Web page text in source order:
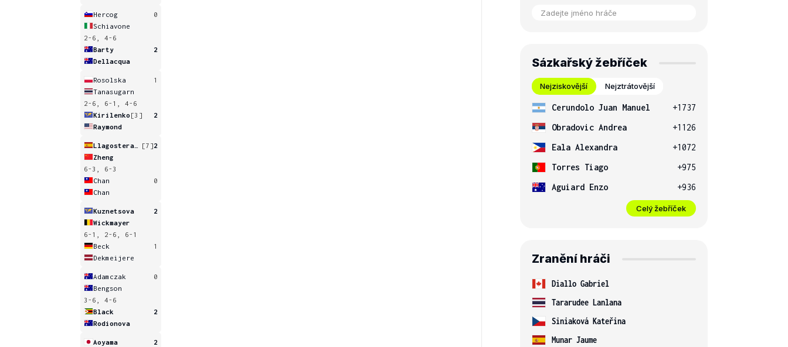
Hercog
0
Schiavone
2-6, 4-6
Barty
2
Dellacqua
Rosolska
1
Tanasugarn
2-6, 6-1, 4-6
Kirilenko [3]
2
Raymond
[7]2
Zheng
6-3, 6-3
Chan
0
Chan
Kuznetsova
2
Wickmayer
6-1, 2-6, 6-1
Beck
1
Dekmeijere
Adamczak
0
Bengson
3-6, 4-6
Black
2
Rodionova
Aoyama 2
Sázkařský žebříček
Nejziskovější Nejztrátovější
Cerundolo Juan Manuel
+1737
Obradovic Andrea
+1126
Eala Alexandra
+1072
Torres Tiago
+975
Aguiard Enzo
+936
Celý žebříček
Zranění hráči
Diallo Gabriel
Tararudee Lanlana
Siniaková Kateřina
Munar Jaume